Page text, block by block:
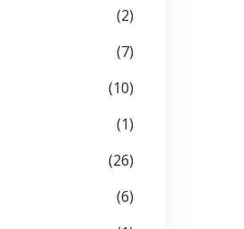
(2)
(7)
(10)
(1)
(26)
(6)